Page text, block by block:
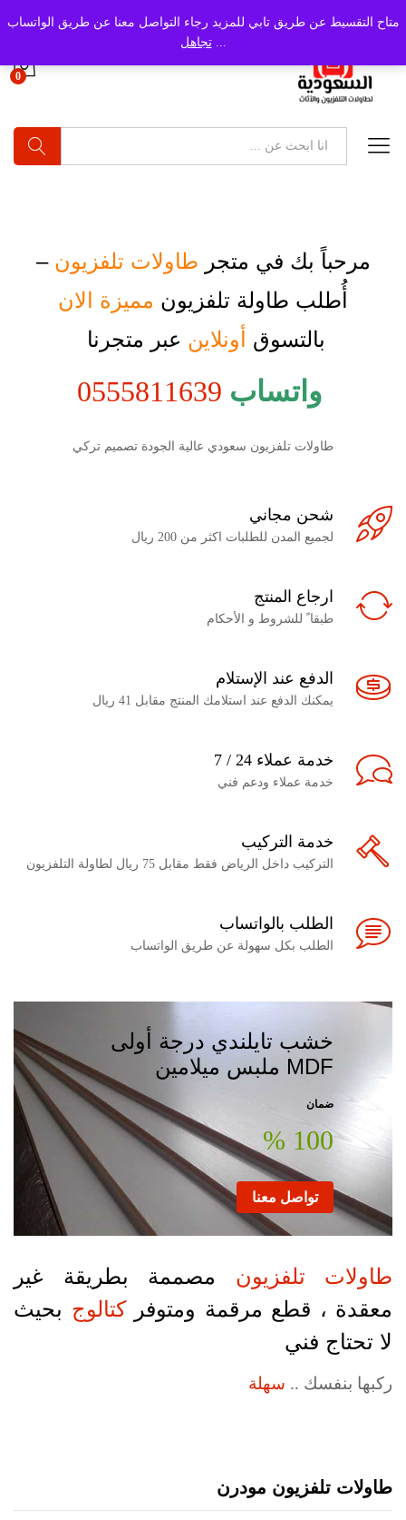
متاح التقسيط عن طريق تابي للمزيد رجاء التواصل معنا عن طريق الواتساب
...تجاهل
0
مرحباً بك في متجر طاولات تلفزيون –
أُطلب طاولة تلفزيون مميزة الان
بالتسوق أونلاين عبر متجرنا
واتساب
طاولات تلفزيون سعودي عالية الجودة تصميم تركي
شحن مجاني
لجميع المدن للطلبات اكثر من 200 ريال
ارجاع المنتج
طبقا ً للشروط و الأحكام
الدفع عند الإستلام
يمكنك الدفع عند استلامك المنتج مقابل 41 ريال
خدمة عملاء 24 / 7
خدمة عملاء ودعم فني
خدمة التركيب
التركيب داخل الرياض فقط مقابل 75 ريال لطاولة التلفزيون
الطلب بالواتساب
الطلب بكل سهولة عن طريق الواتساب
خشب تايلندي درجة أولى
MDF ملبس ميلامين
ضمان
100 %
تواصل معنا
طاولات تلفزيون مصممة بطريقة غير
معقدة ، قطع مرقمة ومتوفركتالوج بحيث
لا تحتاج فني
ركبها بنفسك .. سهلة
طاولات تلفزيون مودرن